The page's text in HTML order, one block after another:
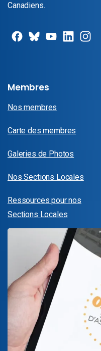
Canadiens.
Membres
Nos membres
Carte des membres
Galeries de Photos
Nos Sections Locales
Ressources pour nos
Sections Locales